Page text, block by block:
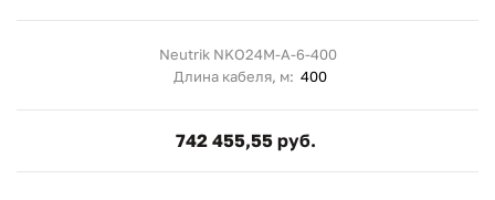
Neutrik NKO24M-A-6-400
Длина кабеля, м: 400
742 455,55 руб.